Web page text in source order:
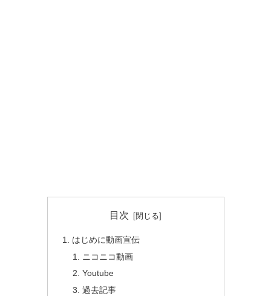
目次
はじめに動画宣伝
ニコニコ動画
Youtube
過去記事